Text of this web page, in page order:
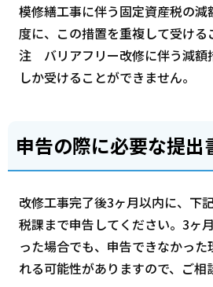
模修繕工事に伴う固定資産税の
度に、この措置を重複して受ける
注 バリアフリー改修に伴う減額
しか受けることができません。
申告の際に必要な提出
改修工事完了後3ヶ月以内に、下
税課まで申告してください。3ヶ
った場合でも、申告できなかった
れる可能性がありますので、ご相